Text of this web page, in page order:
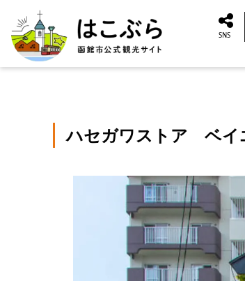
SNS
ハセガワストア ベイ